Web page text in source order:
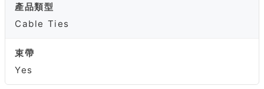
產品類型
Cable Ties
束帶
Yes